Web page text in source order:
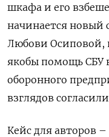
шкафа и его
начинается новый
Любови Осиповой,
якобы помощь СБУ
оборонного
взглядов
Кейс для авторов